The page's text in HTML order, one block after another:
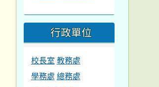
行政單位
校長室 教務處
學務處 總務處